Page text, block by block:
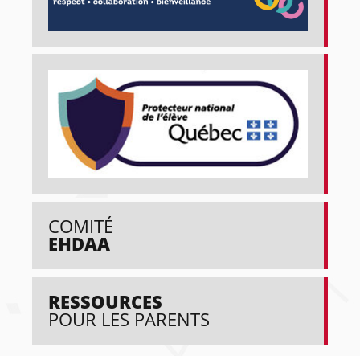
COMITÉ
EHDAA
RESSOURCES
POUR LES PARENTS